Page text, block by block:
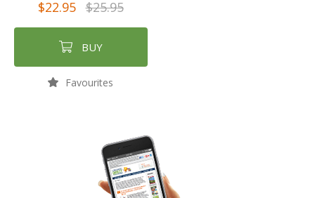
$22.95 $25.95
BUY
Favourites